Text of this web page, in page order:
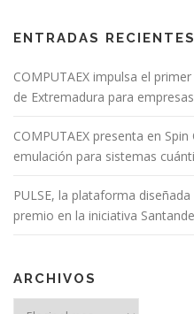
ENTRADAS RECIENTES
COMPUTAEX impulsa el
de Extremadura para
COMPUTAEX presenta en
emulación para sistemas
PULSE, la plataforma
premio en la iniciativa
ARCHIVOS